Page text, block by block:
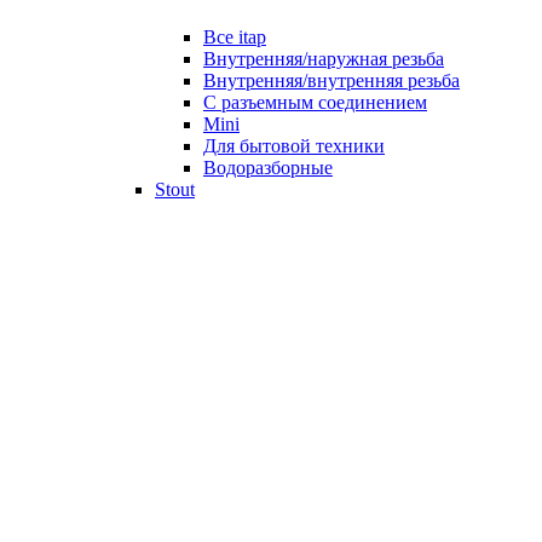
Все itap
Внутренняя/наружная резьба
Внутренняя/внутренняя резьба
С разъемным соединением
Mini
Для бытовой техники
Водоразборные
Stout